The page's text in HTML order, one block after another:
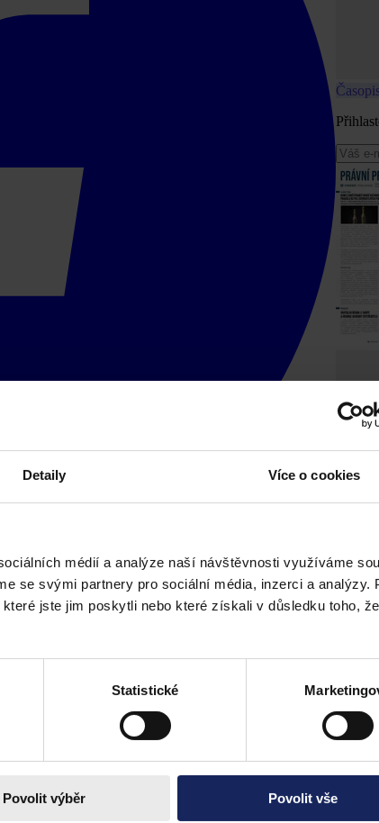
Detaily Více o cookies
médií a analýze naší návštěvnosti využíváme
se svými partnery pro sociální média, inzerci a analýzy.
jste jim poskytli nebo které získali v důsledku toho, že
Statistické
Povolit výběr Povolit vše